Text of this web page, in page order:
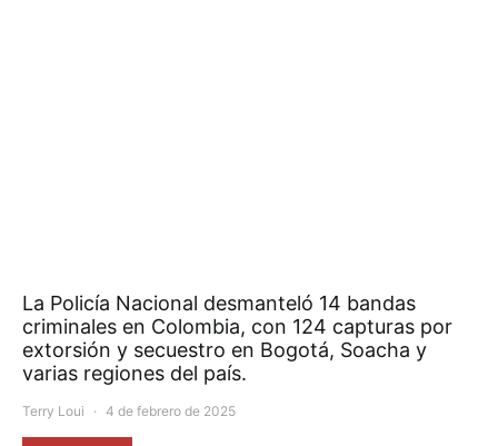
La Policía Nacional desmanteló 14 bandas
criminales en Colombia, con 124 capturas por
extorsión y secuestro en Bogotá, Soacha y
varias regiones del país.
Terry Loui 4 de febrero de 2025